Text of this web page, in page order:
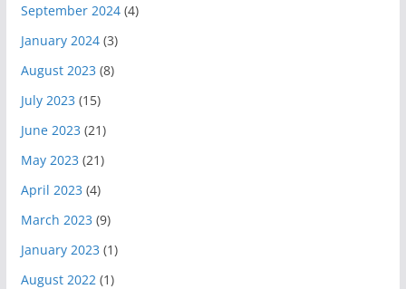
September 2024(4)
January 2024(3)
August 2023 (8)
July 2023 (15)
June 2023 (21)
May 2023 (21)
April 2023 (4)
March 2023 (9)
January 2023 (1)
August 2022 (1)